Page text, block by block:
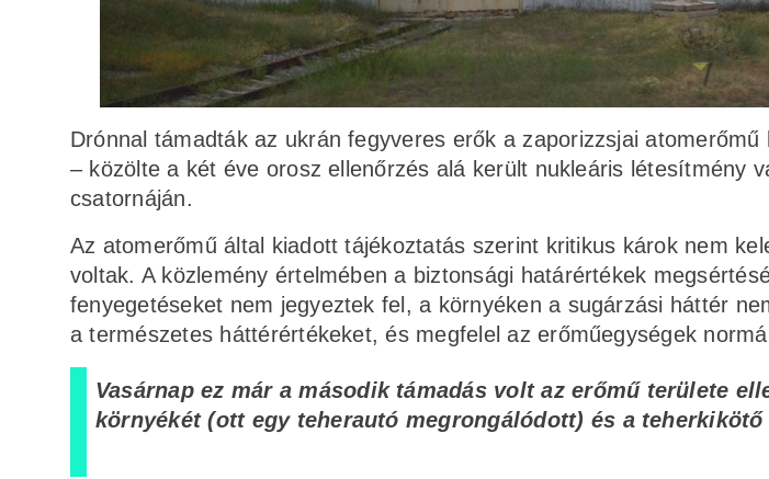
Drónnal támadták az ukrán fegyveres erők a zaporizzsjai atomerőmű
– közölte a két éve orosz ellenőrzés alá került nukleáris létesítmény
csatornáján.
Az atomerőmű által kiadott tájékoztatás szerint kritikus károk nem
voltak. A közlemény értelmében a biztonsági határértékek
fenyegetéseket nem jegyeztek fel, a környéken a sugárzási háttér
a természetes háttérértékeket, és megfelel az erőműegységek
Vasárnap ez már a második támadás volt az erőmű területe
környékét (ott egy teherautó megrongálódott) és a